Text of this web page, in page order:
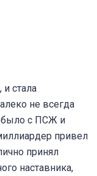
стала
не всегда
было с ПСЖ и
привел
принял
наставника,